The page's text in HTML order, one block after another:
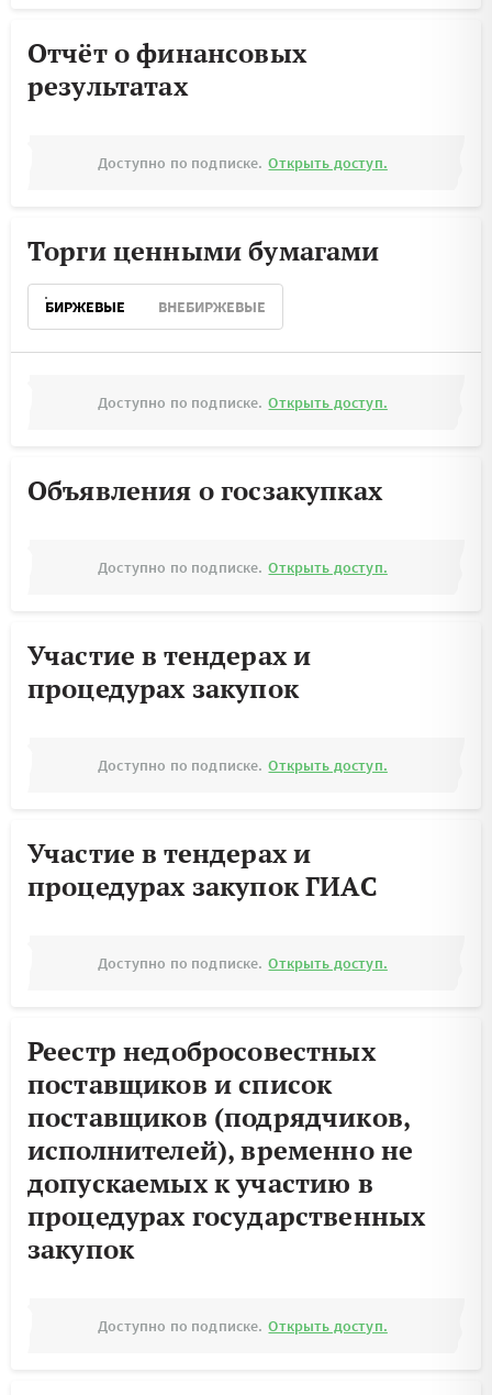
Отчёт о финансовых
результатах
Доступно по подписке. Открыть доступ.
Торги ценными бумагами
БИРЖЕВЫЕ ВНЕБИРЖЕВЫЕ
Доступно по подписке. Открыть доступ.
Объявления о госзакупках
Доступно по подписке. Открыть доступ.
Участие в тендерах и
процедурах закупок
Доступно по подписке. Открыть доступ.
Участие в тендерах и
процедурах закупок ГИАС
Доступно по подписке. Открыть доступ.
Реестр недобросовестных
поставщиков и список
поставщиков (подрядчиков,
исполнителей), временно не
допускаемых к участию в
процедурах государственных
закупок
Доступно по подписке. Открыть доступ.